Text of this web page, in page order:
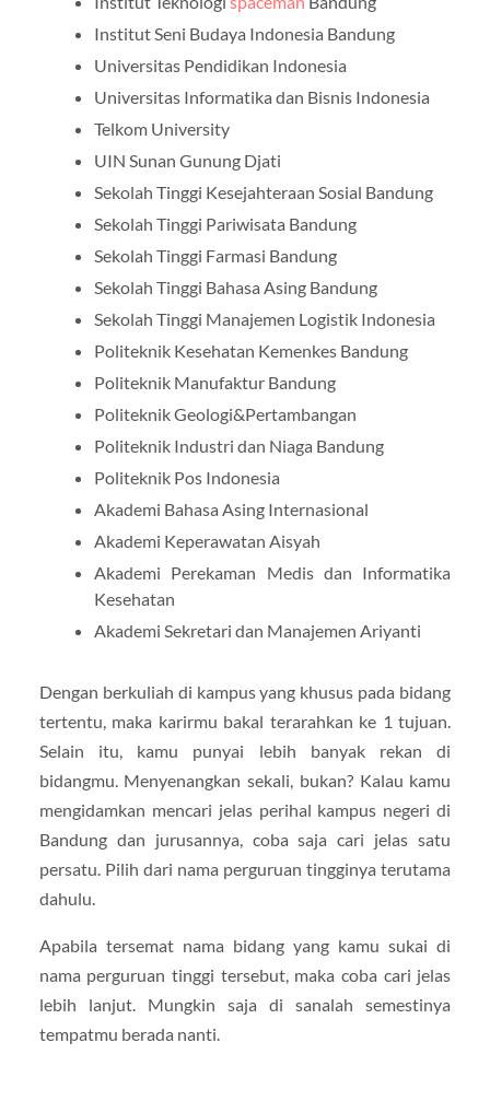
Institut Seni Budaya Indonesia Bandung
Universitas Pendidikan Indonesia
Universitas Informatika dan Bisnis Indonesia
Telkom University
UIN Sunan Gunung Djati
Sekolah Tinggi Kesejahteraan Sosial Bandung
Sekolah Tinggi Pariwisata Bandung
Sekolah Tinggi Farmasi Bandung
Sekolah Tinggi Bahasa Asing Bandung
Sekolah Tinggi Manajemen Logistik Indonesia
Politeknik Kesehatan Kemenkes Bandung
Politeknik Manufaktur Bandung
Politeknik Geologi&Pertambangan
Politeknik Industri dan Niaga Bandung
Politeknik Pos Indonesia
Akademi Bahasa Asing Internasional
Akademi Keperawatan Aisyah
Akademi Perekaman Medis dan Informatika
Kesehatan
Akademi Sekretari dan Manajemen Ariyanti
Dengan berkuliah di kampus yang khusus pada bidang
tertentu, maka karirmu bakal terarahkan ke 1 tujuan.
Selain itu, kamu punyai lebih banyak rekan di
bidangmu. Menyenangkan sekali, bukan? Kalau kamu
mengidamkan mencari jelas perihal kampus negeri di
Bandung dan jurusannya, coba saja cari jelas satu
persatu. Pilih dari nama perguruan tingginya terutama
dahulu.
Apabila tersemat nama bidang yang kamu sukai di
nama perguruan tinggi tersebut, maka coba cari jelas
lebih lanjut. Mungkin saja di sanalah semestinya
tempatmu berada nanti.